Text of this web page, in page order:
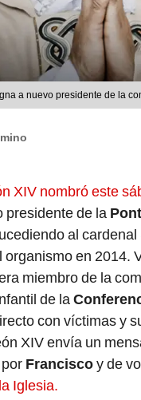
a nuevo presidente de la
XIV nombró este
presidente de la
al cardenal
organismo en 2014.
miembro de la
de la
con víctimas y
XIV envía un
Franciscoy de
Iglesia.